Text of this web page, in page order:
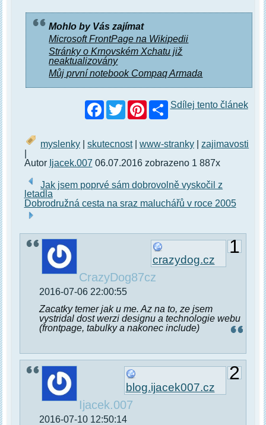
Mohlo by Vás zajímat
Microsoft FrontPage na Wikipedii
Stránky o Krnovském Xchatu již
neaktualizovány
Můj první notebook Compaq Armada
Facebook
TwitterPinterestSdílej tento článek
myslenky |skutecnost|www-stranky
zajimavosti
Autor Ijacek.007 06.07.2016 zobrazeno 1 887x
Jak jsem poprvé sám dobrovolně vyskočil z
letadla
Dobrodružná cesta na sraz maluchářů v roce 2005
1
crazydog.cz
CrazyDog87cz
2016-07-06 22:00:55
Zacatky temer jak u me. Az na to, ze jsem
vystridal dost werzi designu a technologie webu
(frontpage, tabulky a nakonec include)
2
blog.ijacek007.cz
Ijacek.007
2016-07-10 12:50:14